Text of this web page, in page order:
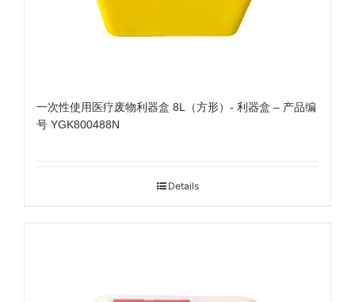
一次性使用医疗废物利器盒 8L（方形）- 利器盒 – 产品编
号 YGK800488N
Details